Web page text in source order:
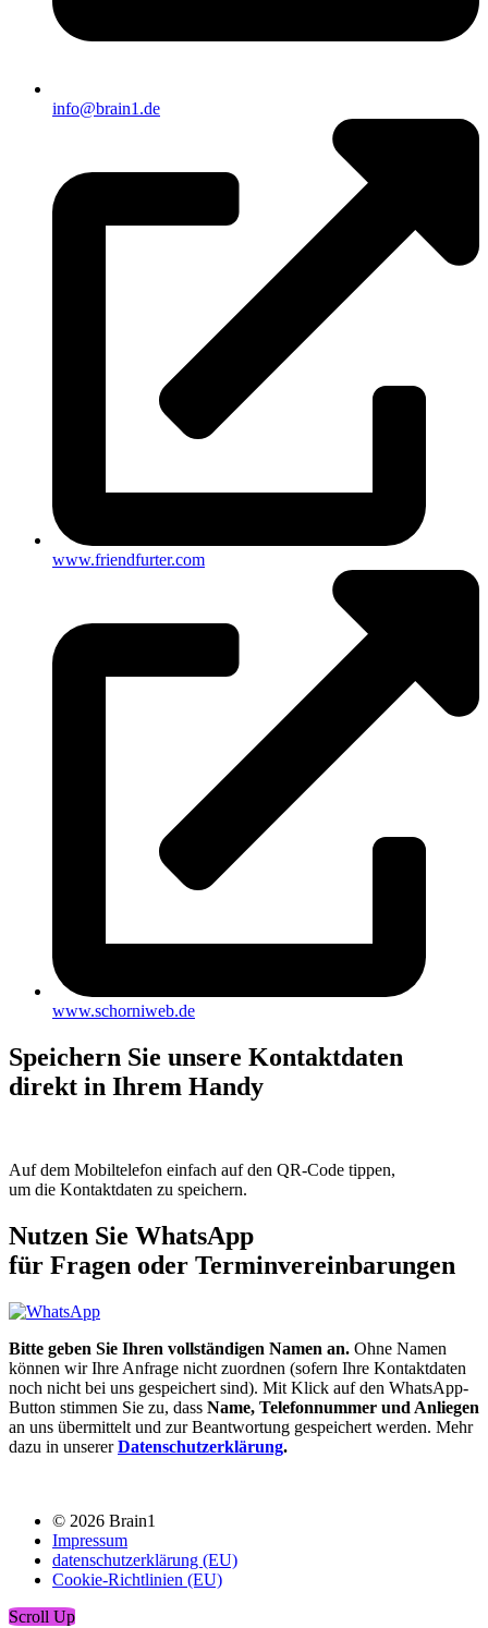
info@brain1.de
www.friendfurter.com
www.schorniweb.de
Speichern Sie unsere Kontaktdaten
direkt in Ihrem Handy
Auf dem Mobiltelefon einfach auf den QR-Code tippen,
um die Kontaktdaten zu speichern.
Nutzen Sie WhatsApp
für Fragen oder Terminvereinbarungen
Bitte geben Sie Ihren vollständigen Namen an. Ohne Namen
können wir Ihre Anfrage nicht zuordnen (sofern Ihre Kontaktdaten
noch nicht bei uns gespeichert sind). Mit Klick auf den WhatsApp-
Button stimmen Sie zu, dass Name, Telefonnummer und Anliegen
an uns übermittelt und zur Beantwortung gespeichert werden. Mehr
dazu in unsererDatenschutzerklärung.
© 2026 Brain1
Impressum
datenschutzerklärung (EU)
Cookie-Richtlinien (EU)
Scroll Up